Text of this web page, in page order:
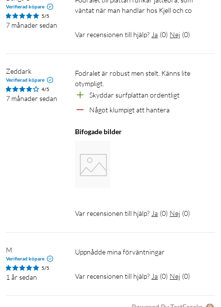
Verifierad köpare
5/5
7 månader sedan
väntat när man handlar hos Kjell och co
Var recensionen till hjälp? Ja (0) Nej (0)
Zeddark
Verifierad köpare
4/5
7 månader sedan
Fodralet är robust men stelt. Känns lite
otympligt.
Skyddar surfplattan ordentligt
Något klumpigt att hantera
Bifogade bilder
Var recensionen till hjälp? Ja (0) Nej (0)
M
Verifierad köpare
5/5
1 år sedan
Uppnådde mina förväntningar
Var recensionen till hjälp? Ja (0) Nej (0)